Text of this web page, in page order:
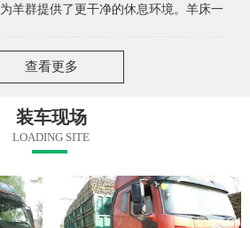
为羊群提供了更干净的休息环境。羊床一
但是长时间的积累，羊
查看更多
装车现场
LOADING SITE